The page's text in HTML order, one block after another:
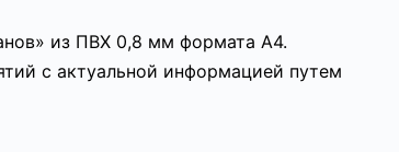
из ПВХ 0,8 мм формата А4.
с актуальной информацией путем